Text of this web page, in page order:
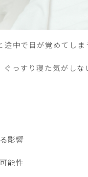
中で目が覚めてしま
っすり寝た気がしな
影響
能性